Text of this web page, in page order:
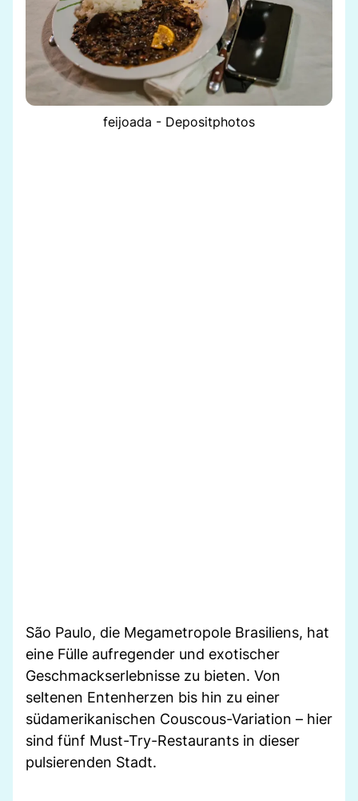
feijoada - Depositphotos
São Paulo, die Megametropole Brasiliens, hat
eine Fülle aufregender und exotischer
Geschmackserlebnisse zu bieten. Von
seltenen Entenherzen bis hin zu einer
südamerikanischen Couscous-Variation – hier
sind fünf Must-Try-Restaurants in dieser
pulsierenden Stadt.